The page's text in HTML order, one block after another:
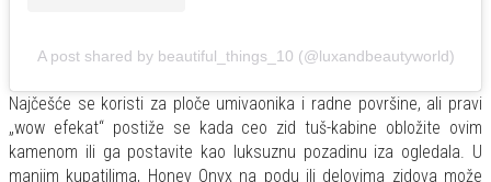
A post shared by beautiful_things_10 (@luxandbeautyworld)
Najčešće se koristi za ploče umivaonika i radne površine, ali pravi
„wow efekat“ postiže se kada ceo zid tuš-kabine obložite ovim
kamenom ili ga postavite kao luksuznu pozadinu iza ogledala. U
manjim kupatilima, Honey Onyx na podu ili delovima zidova može